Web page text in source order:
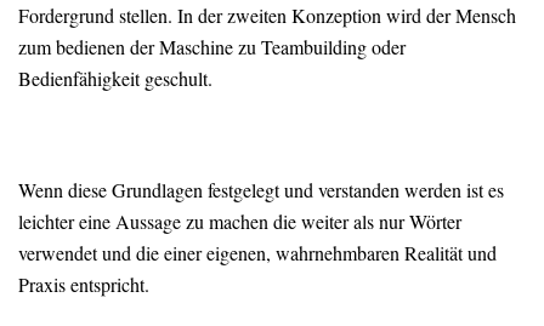
Fordergrund stellen. In der zweiten Konzeption wird der Mensch
zum bedienen der Maschine zu Teambuilding oder
Bedienfähigkeit geschult.
Wenn diese Grundlagen festgelegt und verstanden werden ist es
leichter eine Aussage zu machen die weiter als nur Wörter
verwendet und die einer eigenen, wahrnehmbaren Realität und
Praxis entspricht.